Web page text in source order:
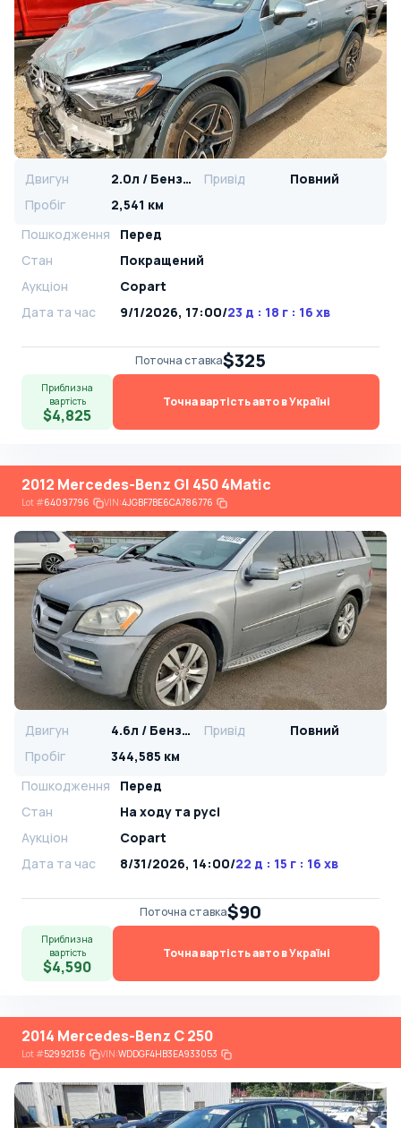
Двигун 2.0л / Бензин Привід
Повний
Пробіг
2,541 км
Пошкодження
Перед
Стан
Покращений
Аукціон
Copart
Дата та час
9/1/2026, 17:00/23 д : 18 г : 16 хв
Поточна ставка$325
Приблизна
вартість
$4,825
Точна вартість авто в Україні
2012 Mercedes-Benz Gl 450 4Matic
Lot#64097796 VIN:4JGBF7BE6CA786776
Двигун 4.6л / Бензин Привід
Повний
Пробіг
344,585 км
Пошкодження
Перед
Стан
На ​​ходу та русі
Аукціон
Copart
Дата та час
8/31/2026, 14:00/22 д : 15 г : 16 хв
Поточна ставка$90
Приблизна
вартість
$4,590
Точна вартість авто в Україні
2014 Mercedes-Benz C 250
Lot#52992136 VIN:WDDGF4HB3EA933053